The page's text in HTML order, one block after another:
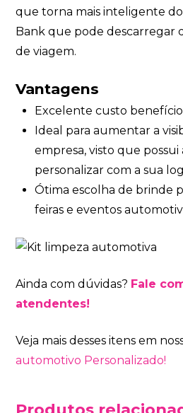
que torna mais inteligente
Bank que pode descarregar
de viagem.
Vantagens
Excelente custo
Ideal para aumentar a
empresa, visto que
personalizar com a sua
Ótima escolha de brinde
feiras e eventos
Ainda com dúvidas? Fale
atendentes!
Veja mais desses itens em
automotivo Personalizado!